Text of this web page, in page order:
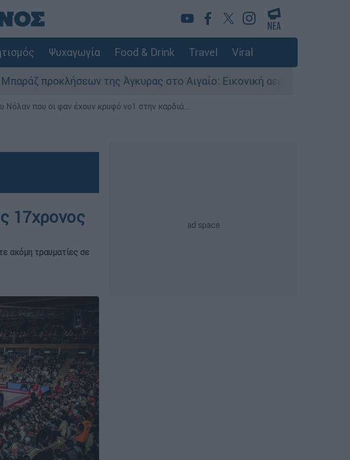
Ψυχαγωγία Food & Drink Travel Viral
της Άγκυρας στο Αιγαίο: Εικονική αερομαχία ανάμεσα σε
Νόλαν που οι φαν έχουν κρυφό νο1 στην καρδιά...
17χρονος
ακόμη τραυματίες σε